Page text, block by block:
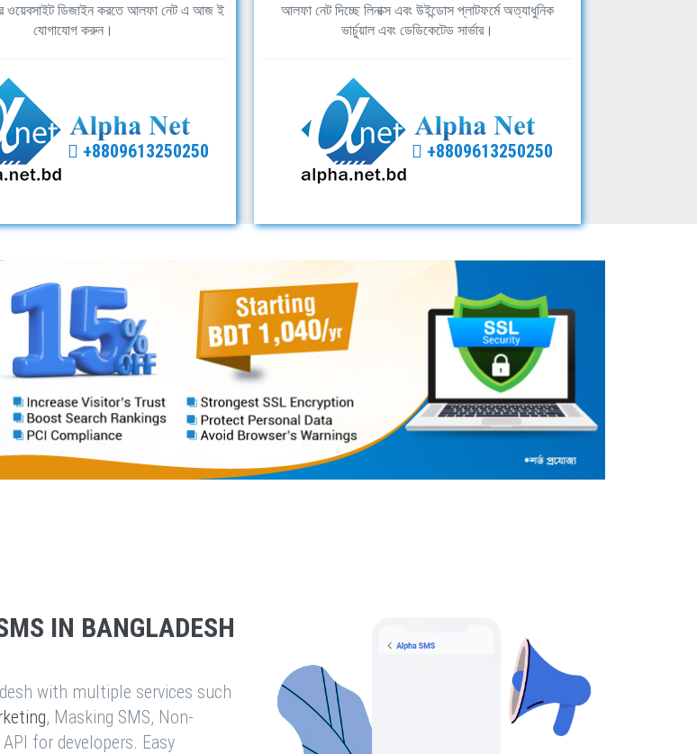
ওয়েবসাইট ডিজাইন করতে আলফা নেট এ আজ ই
যোগাযোগ করুন।
+8809613250250
আলফা নেট দিচ্ছে লিনাক্স এবং উইন্ডোস প্লাটফর্মে অত্যাধুনিক
ভার্চুয়াল এবং ডেডিকেটেড সার্ভার।
+8809613250250
IN BANGLADESH
with multiple services such
, Masking SMS, Non-
for developers. Easy